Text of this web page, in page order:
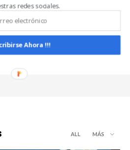
Oliveira Espil
ALL MÁS
redes sociales.
Ahora !!!